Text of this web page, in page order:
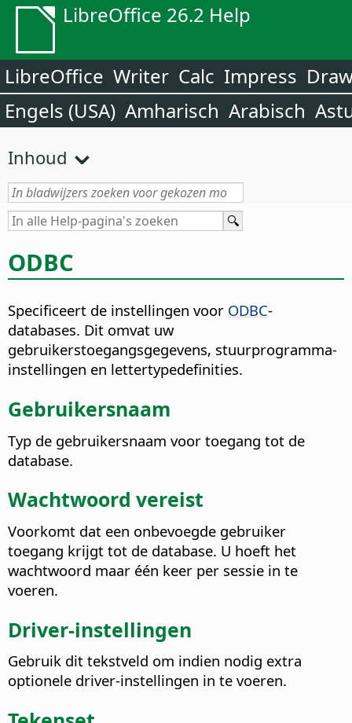
LibreOffice 26.2 Help
LibreOffice Writer Calc Impress
Engels (USA) Amharisch Arabisch
Inhoud
ODBC
Specificeert de instellingen voor ODBC-
databases. Dit omvat uw
gebruikerstoegangsgegevens, stuurprogramma-
instellingen en lettertypedefinities.
Gebruikersnaam
Typ de gebruikersnaam voor toegang tot de
database.
Wachtwoord vereist
Voorkomt dat een onbevoegde gebruiker
toegang krijgt tot de database. U hoeft het
wachtwoord maar één keer per sessie in te
voeren.
Driver-instellingen
Gebruik dit tekstveld om indien nodig extra
optionele driver-instellingen in te voeren.